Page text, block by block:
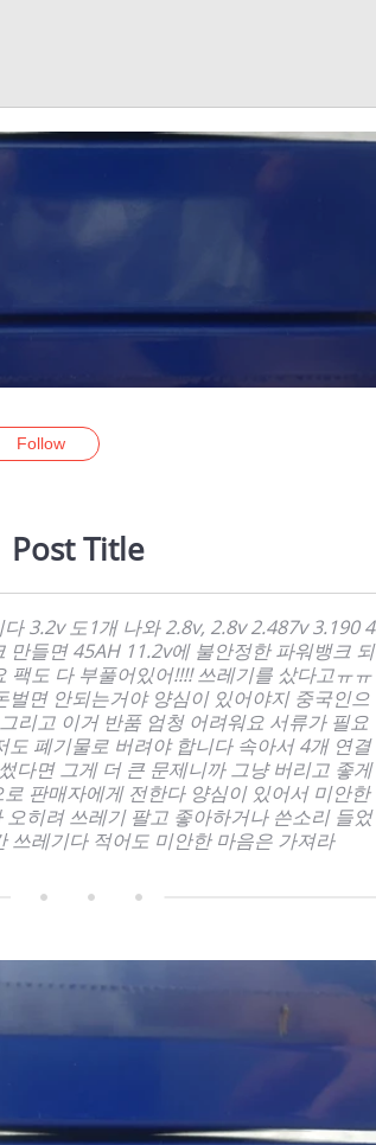
Follow
Post Title
3.2v 도1개 나와 2.8v, 2.8v 2.487v 3.190 4
만들면 45AH 11.2v에 불안정한 파워뱅크 되
팩도 다 부풀어있어!!!! 쓰레기를 샀다고ㅠㅠ
벌면 안되는거야 양심이 있어야지 중국인으
리고 이거 반품 엄청 어려워요 서류가 필요
도 폐기물로 버려야 합니다 속아서 4개 연결
다면 그게 더 큰 문제니까 그냥 버리고 좋게
판매자에게 전한다 양심이 있어서 미안한
히려 쓰레기 팔고 좋아하거나 쓴소리 들었
쓰레기다 적어도 미안한 마음은 가져라